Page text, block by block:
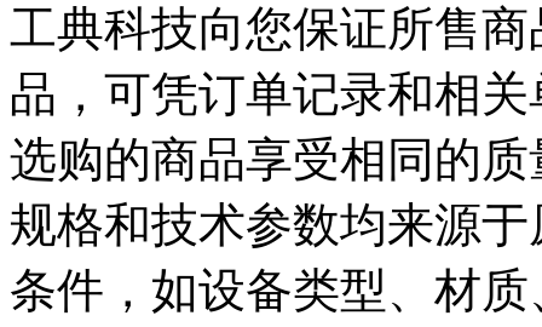
工典科技向您保证所售
品，可凭订单记录和相
选购的商品享受相同的
规格和技术参数均来源
条件，如设备类型、材